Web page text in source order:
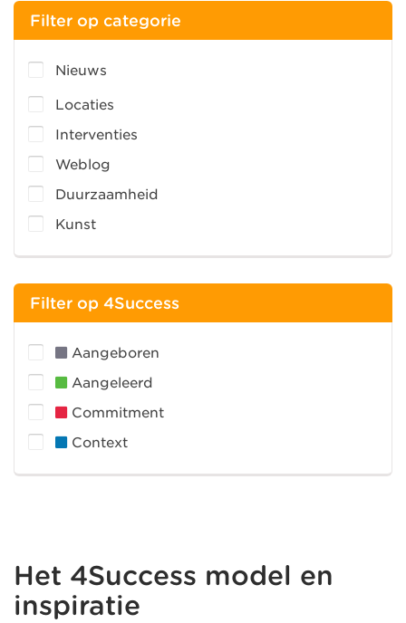
Filter op categorie
Nieuws
Locaties
Interventies
Weblog
Duurzaamheid
Kunst
Filter op 4Success
Aangeboren
Aangeleerd
Commitment
Context
Het 4Success model en
inspiratie